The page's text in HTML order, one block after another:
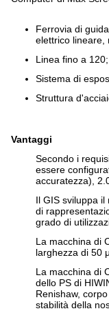
Ferrovia di
elettrico lineare,
Linea fino a
Sistema di
Struttura
Vantaggi
Secondo i
essere
accuratezza),
Il GIS sviluppa
di
grado di
La macchina di
larghezza di 50
La macchina di
dello PS di
Renishaw,
stabilità della